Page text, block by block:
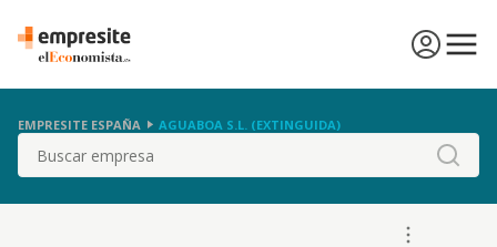
EMPRESITE ESPAÑA AGUABOA S.L. (EXTINGUIDA)
Buscar